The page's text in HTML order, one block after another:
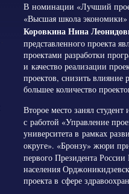
В номинации «Лучший
«Высшая школа
Коровкина Нина
представленного проекта
проектами разработки
и качество реализации
проектов, снизить
большее количество
Второе место занял студент
с работой «Управление
университета в рамках
округе». «Бронзу» жюри
первого Президента
населения
проекта в сфере